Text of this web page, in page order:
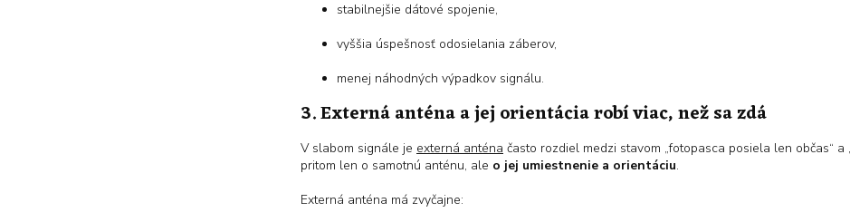
stabilnejšie dátové spojenie,
vyššia úspešnosť odosielania záberov,
menej náhodných výpadkov signálu.
3. Externá anténa a jej orientácia robí viac, než sa zdá
V slabom signále je externá anténa často rozdiel medzi stavom „fotopasca posiela len občas“ a
pritom len o samotnú anténu, ale o jej umiestnenie a orientáciu.
Externá anténa má zvyčajne: